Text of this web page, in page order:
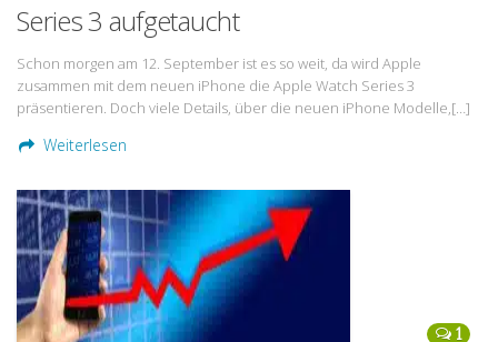
Series 3 aufgetaucht
Schon morgen am 12. September ist es so weit, da wird Apple
zusammen mit dem neuen iPhone die Apple Watch Series 3
präsentieren. Doch viele Details, über die neuen iPhone Modelle,[…]
Weiterlesen
1